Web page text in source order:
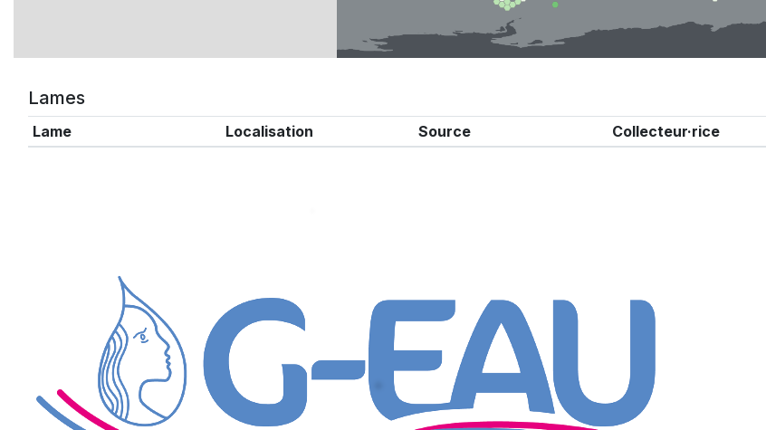
Lames
Lame Localisation Source Collecteur·rice